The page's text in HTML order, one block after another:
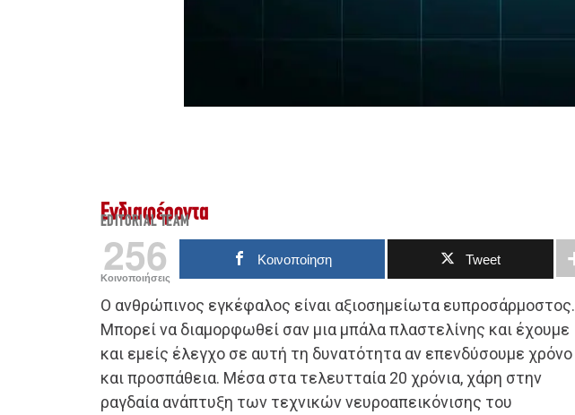
Ενδιαφέροντα
EDITORIAL TEAM
256
Κοινοποιήσεις
Κοινοποίηση Tweet
Ο ανθρώπινος εγκέφαλος είναι αξιοσημείωτα ευπροσάρμοστος.
Μπορεί να διαμορφωθεί σαν μια μπάλα πλαστελίνης και έχουμε
και εμείς έλεγχο σε αυτή τη δυνατότητα αν επενδύσουμε χρόνο
και προσπάθεια. Μέσα στα τελευτταία 20 χρόνια, χάρη στην
ραγδαία ανάπτυξη των τεχνικών νευροαπεικόνισης του